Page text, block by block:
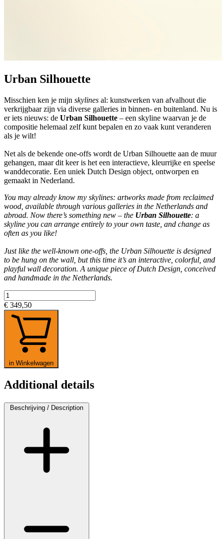
Urban Silhouette
Misschien ken je mijn skylines al: kunstwerken van afvalhout die
verkrijgbaar zijn via diverse galleries in binnen- en buitenland. Nu is
er iets nieuws: de Urban Silhouette – een skyline waarvan je de
compositie helemaal zelf kunt bepalen en zo vaak kunt veranderen
als je wilt!
Net als de bekende one-offs wordt de Urban Silhouette aan de muur
gehangen, maar dit keer is het een interactieve, kleurrijke en speelse
wanddecoratie. Een uniek Dutch Design object, ontworpen en
gemaakt in Nederland.
You may already know my skylines: artworks made from reclaimed
wood, available through various galleries in the Netherlands and
abroad. Now there’s something new – the Urban Silhouette: a
skyline you can arrange entirely to your own taste, and change as
often as you like!
Just like the well-known one-offs, the Urban Silhouette is designed
to be hung on the wall, but this time it’s an interactive, colorful, and
playful wall decoration. A unique piece of Dutch Design, conceived
and handmade in the Netherlands.
€ 349,50
in Winkelwagen
Additional details
Beschrijving / Description